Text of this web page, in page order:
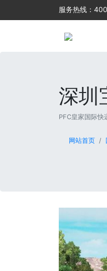
服务热线：
深圳
PFC皇家国际
网站首页